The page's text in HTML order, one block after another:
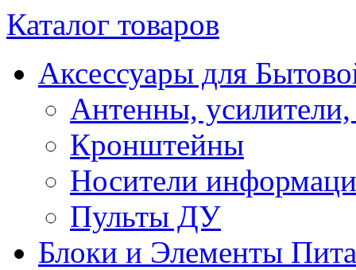
Каталог товаров
Аксессуары для
Антенны, усилители,
Кронштейны
Носители
Пульты ДУ
Блоки и Элементы